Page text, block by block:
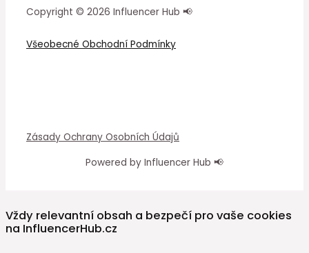
Copyright © 2026 Influencer Hub 📢
Všeobecné Obchodní Podmínky
Zásady Ochrany Osobních Údajů
Powered by Influencer Hub 📢
Vždy relevantní obsah a bezpečí pro vaše cookies
na InfluencerHub.cz